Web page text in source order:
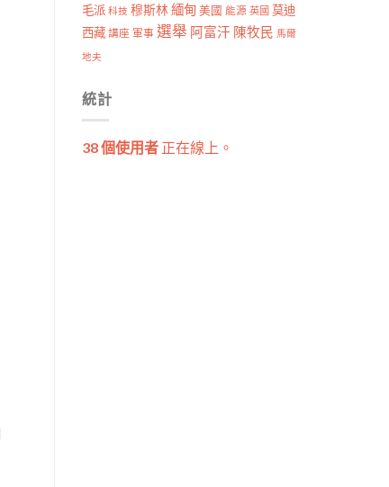
毛派 科技 穆斯林 緬甸 美國 能源 英國 莫迪
西藏 講座 軍事 選舉 阿富汗 陳牧民 馬爾
地夫
統計
38 個使用者 正在線上。